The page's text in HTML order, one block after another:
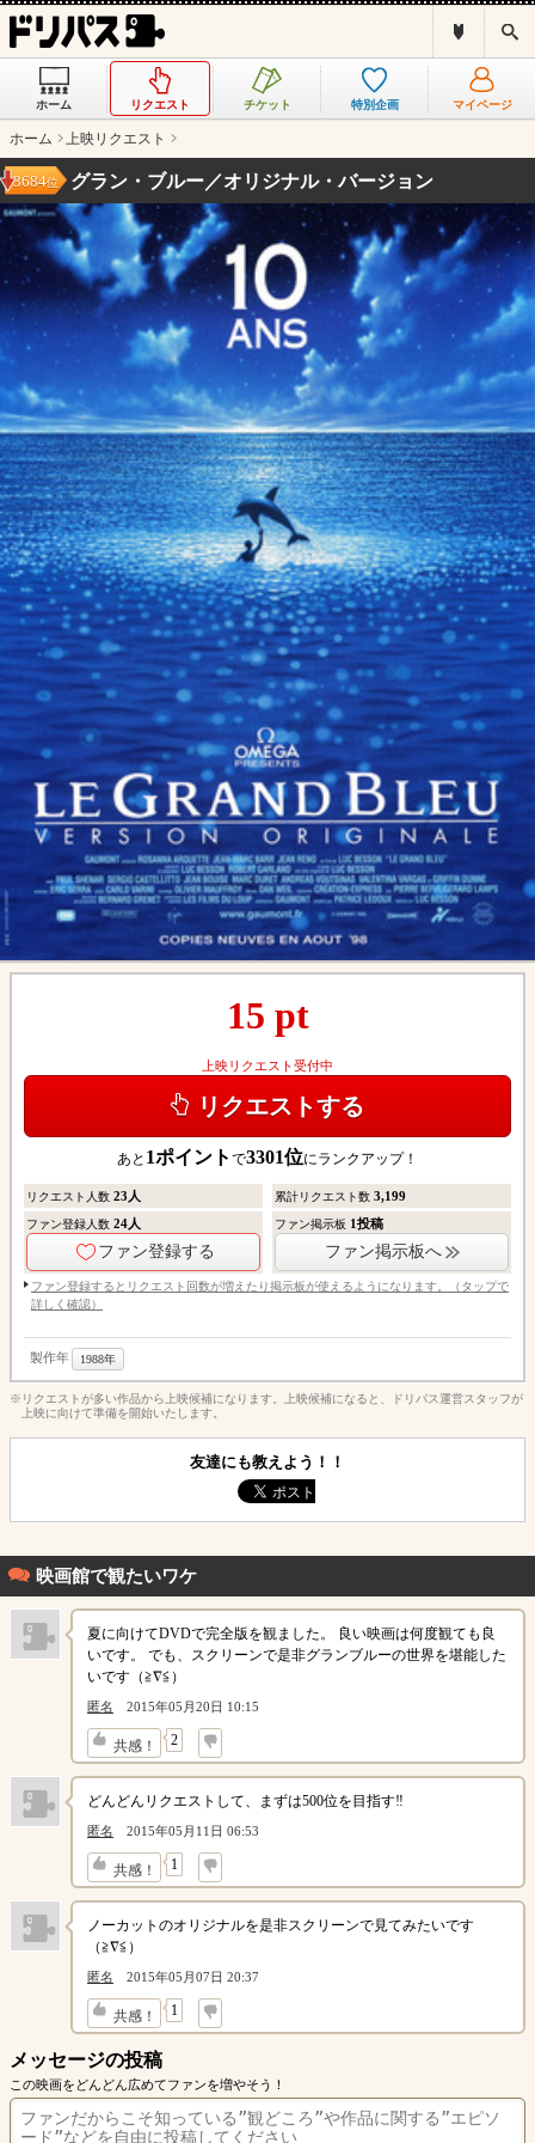
ス
ホーム リクエスト チケット 特別企画 マイページ
ホーム 上映リクエスト
グラン・ブルー／オリジナル・バージョン
3684位
15 pt
上映リクエスト受付中
リクエストする
あと 1ポイント で3301位にランクアップ！
リクエスト人数 23 人 累計リクエスト数3,199
ファン登録人数 24人
ファン登録する
ファン掲示板 1投稿
ファン掲示板へ
ファン登録するとリクエスト回数が増えたり掲示板が使えるようになります。（タップで
詳しく確認）
製作年 1988年
※リクエストが多い作品から上映候補になります。上映候補になると、ドリパス運営スタッフが
上映に向けて準備を開始いたします。
友達にも教えよう！！
映画館で観たいワケ
夏に向けてDVDで完全版を観ました。 良い映画は何度観ても良
いです。 でも、スクリーンで是非グランブルーの世界を堪能した
いです（≧∇≦）
匿名 2015年05月20日 10:15
共感！ 2
↓
どんどんリクエストして、まずは500位を目指す‼︎
匿名 2015年05月11日 06:53
共感！ 1
↓
ノーカットのオリジナルを是非スクリーンで見てみたいです
（≧∇≦）
匿名 2015年05月07日 20:37
共感！ 1
↓
メッセージの投稿
この映画をどんどん広めてファンを増やそう！